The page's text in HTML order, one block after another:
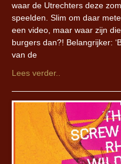
waar de Utrechters deze
speelden. Slim om daar
een video, maar waar zijn
burgers dan?! Belangrijker:
van de
Lees verder..